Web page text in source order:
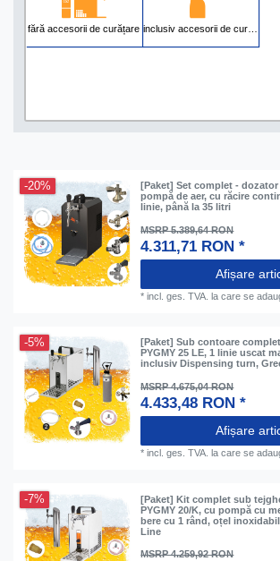
fără accesorii de curățare inclusiv accesorii de curățare
-20%
[Paket] Set complet - dozator
pompă de aer, cu răcire
linie, până la 35 litri
MSRP 5.389,64 RON
4.311,71 RON *
Afișare
*incl. ges. TVA. la care se
-5%
[Paket] Sub contoare
PYGMY 25 LE, 1 linie uscat
inclusiv Dispensing turn,
MSRP 4.675,04 RON
4.433,48 RON *
Afișare
*incl. ges. TVA. la care se
-7%
[Paket] Kit complet sub
PYGMY 20/K, cu pompă cu
bere cu 1 rând, oțel
Line
MSRP 4.259,92 RON